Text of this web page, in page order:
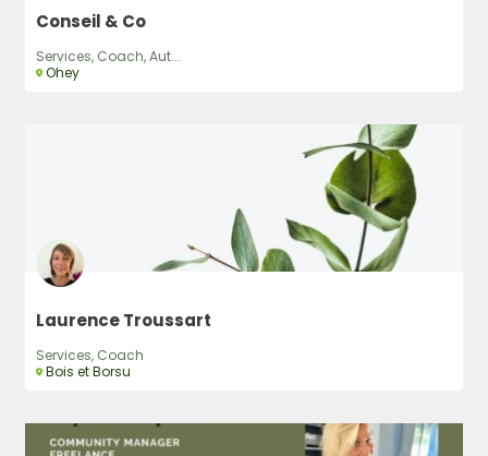
Conseil & Co
Services, Coach, Aut...
Ohey
Laurence Troussart
Services, Coach
Bois et Borsu